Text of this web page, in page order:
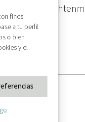
fines
a tu perfil
o bien
y el
Pinker